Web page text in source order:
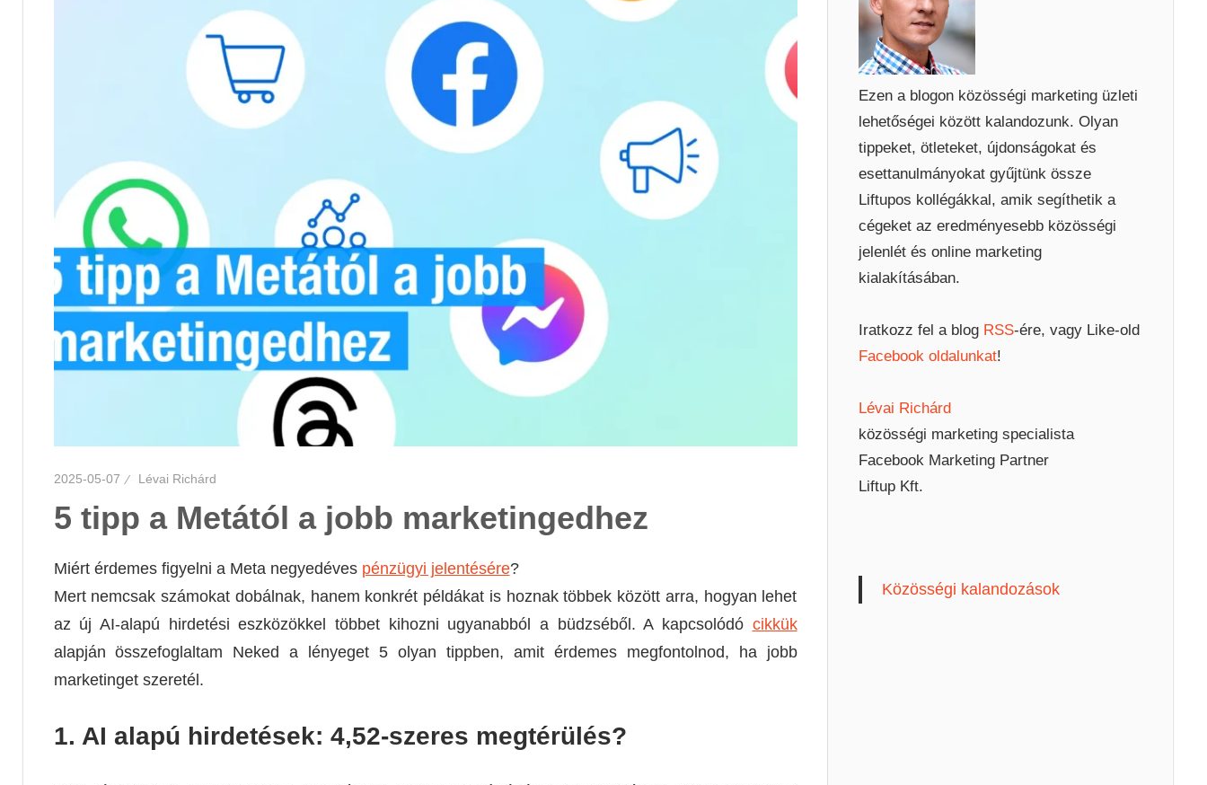
2025-05-07 Lévai Richárd
5 tipp a Metától a jobb marketingedhez
Miért érdemes figyelni a Meta negyedéves pénzügyi jelentésére?
Mert nemcsak számokat dobálnak, hanem konkrét példákat is hoznak többek között arra, hogyan lehet
az új AI-alapú hirdetési eszközökkel többet kihozni ugyanabból a büdzséből. A kapcsolódó cikkük
alapján összefoglaltam Neked a lényeget 5 olyan tippben, amit érdemes megfontolnod, ha jobb
marketinget szeretél.
1. AI alapú hirdetések: 4,52-szeres megtérülés?
Ezen a blogon közösségi marketing üzleti
lehetőségei között kalandozunk. Olyan
tippeket, ötleteket, újdonságokat és
esettanulmányokat gyűjtünk össze
Liftupos kollégákkal, amik segíthetik a
cégeket az eredményesebb közösségi
jelenlét és online marketing
kialakításában.
Iratkozz fel a blog RSS-ére, vagy Like-old
Facebook oldalunkat!
Lévai Richárd
közösségi marketing specialista
Facebook Marketing Partner
Liftup Kft.
Közösségi kalandozások